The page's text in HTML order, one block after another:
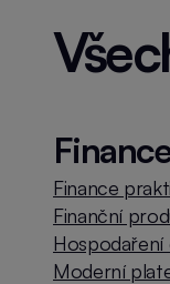
Finance
Finanční
Moderní